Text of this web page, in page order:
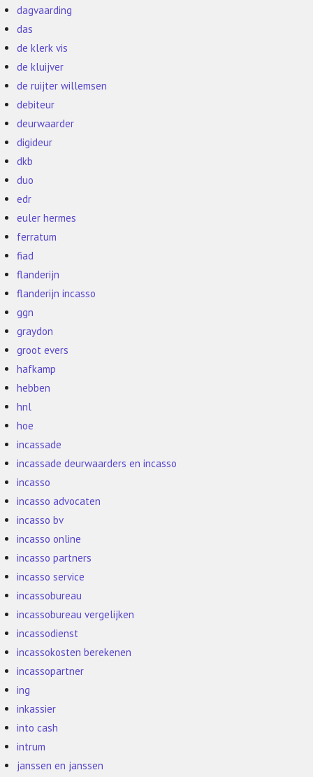
dagvaarding
das
de klerk vis
de kluijver
de ruijter willemsen
debiteur
deurwaarder
digideur
dkb
duo
edr
euler hermes
ferratum
fiad
flanderijn
flanderijn incasso
ggn
graydon
groot evers
hafkamp
hebben
hnl
hoe
incassade
incassade deurwaarders en incasso
incasso
incasso advocaten
incasso bv
incasso online
incasso partners
incasso service
incassobureau
incassobureau vergelijken
incassodienst
incassokosten berekenen
incassopartner
ing
inkassier
into cash
intrum
janssen en janssen